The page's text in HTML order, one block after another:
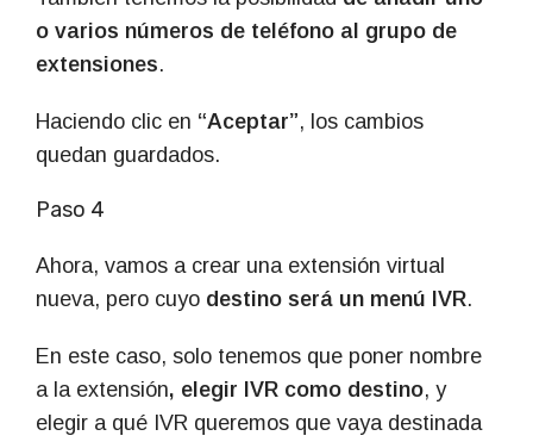
o varios números de teléfono al grupo de
extensiones.
Haciendo clic en “Aceptar”, los cambios
quedan guardados.
Paso 4
Ahora, vamos a crear una extensión virtual
nueva, pero cuyo destino será un menú IVR.
En este caso, solo tenemos que poner nombre
a la extensión, elegir IVR como destino, y
elegir a qué IVR queremos que vaya destinada